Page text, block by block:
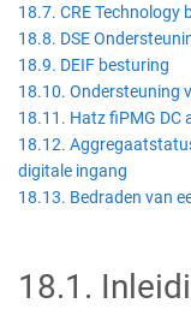
18.7. CRE Technology
18.8. DSE
18.9. DEIF besturing
18.10. Ondersteuning
18.11. Hatz fiPMG DC
18.12.
digitale ingang
18.13. Bedraden van
18.1 .